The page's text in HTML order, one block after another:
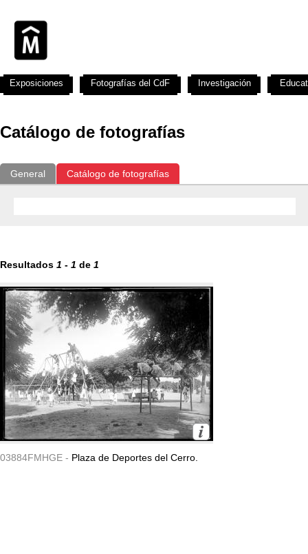
Catálogo de fotografías
General Catálogo de fotografías
Resultados 1 - 1 de 1
03884FMHGE - Plaza de Deportes del Cerro.
Exposiciones Fotografías del CdF Investigación